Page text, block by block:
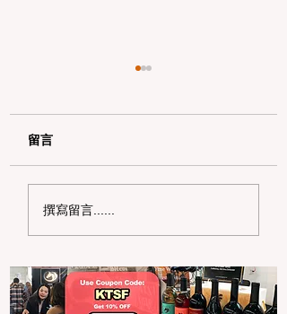
加州野区露营必读：如
留言
撰寫留言......